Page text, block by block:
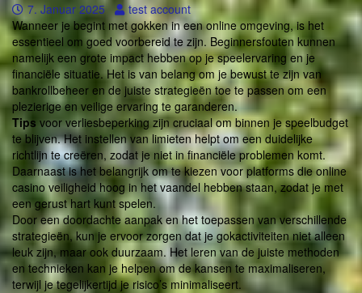
7. Januar 2025
test account
Wanneer je begint met gokken in een online omgeving, is het
essentieel om goed voorbereid te zijn. Beginnersfouten kunnen
namelijk een grote impact hebben op je speelervaring en je
financiële situatie. Het is van belang om je bewust te zijn van
bankrollbeheer en de juiste strategieën toe te passen om een
plezierige en veilige ervaring te garanderen.
Tips voor verliesbeperking zijn cruciaal om binnen je speelbudget
te blijven. Het instellen van limieten helpt om een duidelijke
richtlijn te creëren, zodat je niet in financiële problemen komt.
Daarnaast is het belangrijk om te kiezen voor platforms die online
casino veiligheid hoog in het vaandel hebben staan, zodat je met
een gerust hart kunt spelen.
Door een doordachte aanpak en het toepassen van verschillende
strategieën, kun je ervoor zorgen dat je gokactiviteiten niet alleen
leuk zijn, maar ook duurzaam. Het leren van de juiste methoden
en technieken kan je helpen om de kansen te maximaliseren,
terwijl je tegelijkertijd je risico’s minimaliseert.